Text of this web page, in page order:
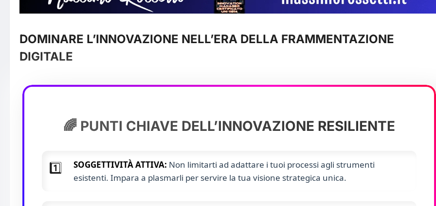
DOMINARE L’INNOVAZIONE NELL’ERA DELLA FRAMMENTAZIONE
DIGITALE
🌈 PUNTI CHIAVE DELL’INNOVAZIONE RESILIENTE
1️⃣ SOGGETTIVITÀ ATTIVA: Non limitarti ad adattare i tuoi processi agli strumenti
esistenti. Impara a plasmarli per servire la tua visione strategica unica.